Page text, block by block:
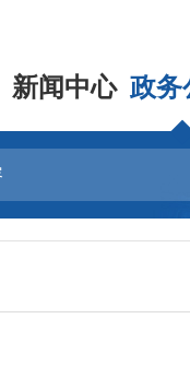
新闻中心 政务